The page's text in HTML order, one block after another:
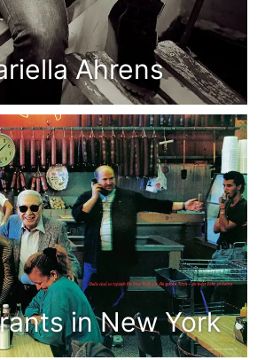
Ahrens
in New York